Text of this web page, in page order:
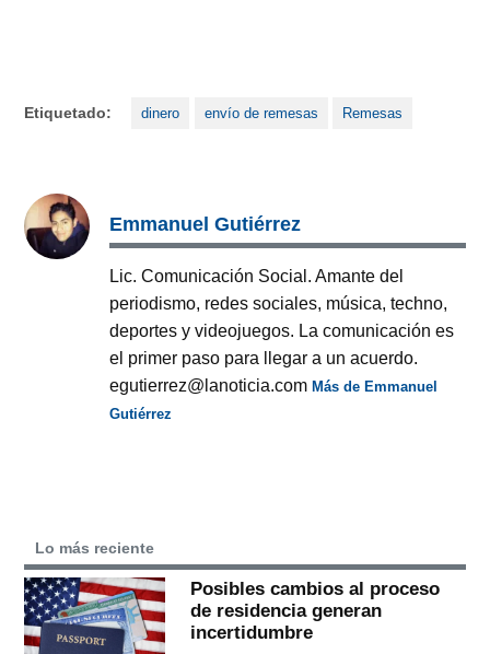
Etiquetado: dinero envío de remesas Remesas
Emmanuel Gutiérrez
Lic. Comunicación Social. Amante del
periodismo, redes sociales, música, techno,
deportes y videojuegos. La comunicación es
el primer paso para llegar a un acuerdo.
egutierrez@lanoticia.comMás de Emmanuel
Gutiérrez
Lo más reciente
Posibles cambios al proceso
de residencia generan
incertidumbre